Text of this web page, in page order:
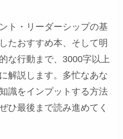
ト・リーダーシップの基
たおすすめ本、そして明
な行動まで、3000字以上
解説します。多忙なあな
識をインプットする方法
ひ最後まで読み進めてく